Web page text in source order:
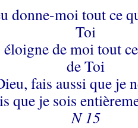
donne-moi tout ce
Toi
de moi tout
de Toi
fais aussi que je
que je sois
N 15